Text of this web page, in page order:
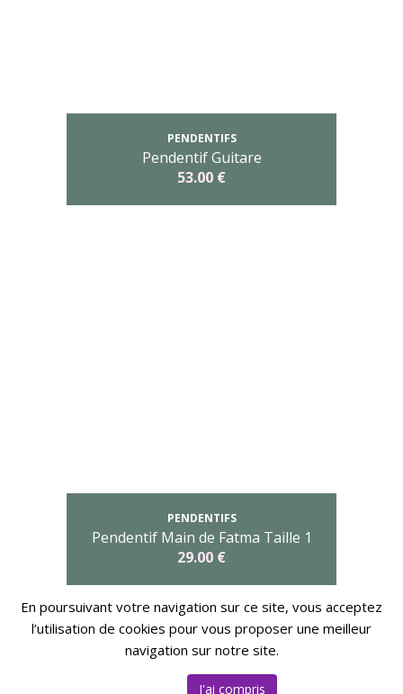
PENDENTIFS
Pendentif Guitare
53.00 €
PENDENTIFS
Pendentif Main de Fatma Taille 1
29.00 €
©2026 Bijouterie Rafael. Tous les droits sont
par E-Vitrishop
En poursuivant votre navigation sur ce site, vous acceptez
l’utilisation de cookies pour vous proposer une meilleur
navigation sur notre site.
J'ai compris